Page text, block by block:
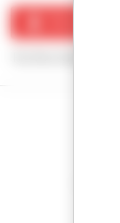
Für Ihre
und